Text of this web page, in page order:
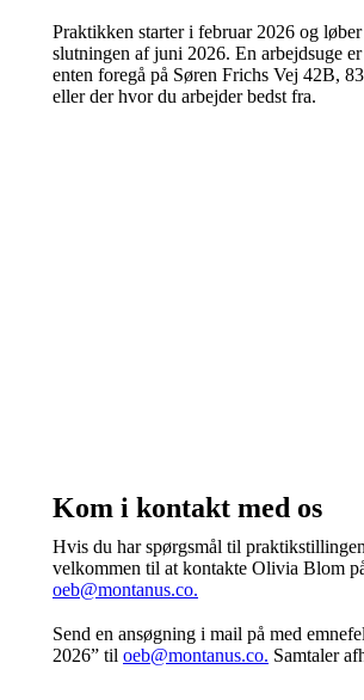
Praktikken starter i februar 2026 og
slutningen af juni 2026. En arbejdsuge
enten foregå på Søren Frichs Vej 42B,
eller der hvor du arbejder bedst fra.
Kom i kontakt med os
Hvis du har spørgsmål til
velkommen til at kontakte Olivia Blom
oeb@montanus.co.
Send en ansøgning i mail på med
2026” til oeb@montanus.co. Samtaler